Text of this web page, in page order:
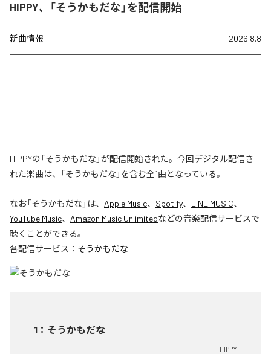
HIPPY、「そうかもだな」を配信開始
新曲情報 2026.8.8
HIPPYの「そうかもだな」が配信開始された。今回デジタル配信さ
れた楽曲は、「そうかもだな」を含む全1曲となっている。
なお「そうかもだな 」は、 Apple Music、 Spotify、 LINE MUSIC、
YouTube Music、 Amazon Music Unlimitedなどの音楽配信サービスで
聴くことができる。
各配信サービス： そうかもだな
1 ： そうかもだな
HIPPY